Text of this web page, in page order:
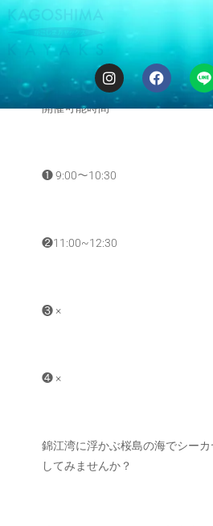
ゆるカヤ
開催可能時間
❶ 9:00〜10:30
❷11:00~12:30
❸ ×
❹ ×
錦江湾に浮かぶ桜島の海でシー
してみませんか？